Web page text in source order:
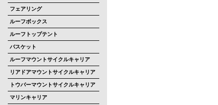
フェアリング
ルーフボックス
ルーフトップテント
バスケット
ルーフマウントサイクルキャリア
リアドアマウントサイクルキャリア
トウバーマウントサイクルキャリア
マリンキャリア